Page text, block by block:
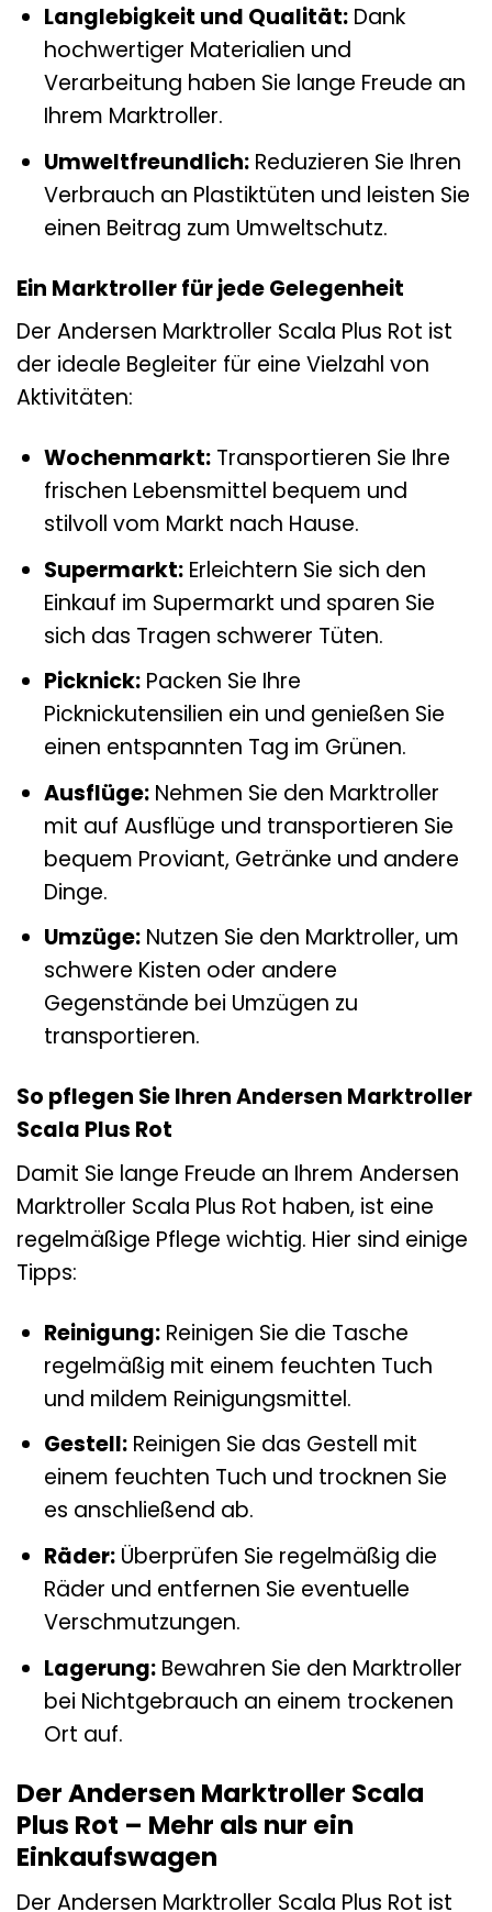
Langlebigkeit und Qualität:Dank
hochwertiger Materialien und
Verarbeitung haben Sie lange Freude an
Ihrem Marktroller.
Umweltfreundlich:Reduzieren Sie Ihren
Verbrauch an Plastiktüten und leisten Sie
einen Beitrag zum Umweltschutz.
Ein Marktroller für jede Gelegenheit
Der Andersen Marktroller Scala Plus Rot ist
der ideale Begleiter für eine Vielzahl von
Aktivitäten:
Wochenmarkt:Transportieren Sie Ihre
frischen Lebensmittel bequem und
stilvoll vom Markt nach Hause.
Supermarkt:Erleichtern Sie sich den
Einkauf im Supermarkt und sparen Sie
sich das Tragen schwerer Tüten.
Picknick:Packen Sie Ihre
Picknickutensilien ein und genießen Sie
einen entspannten Tag im Grünen.
Ausflüge:Nehmen Sie den Marktroller
mit auf Ausflüge und transportieren Sie
bequem Proviant, Getränke und andere
Dinge.
Umzüge:Nutzen Sie den Marktroller, um
schwere Kisten oder andere
Gegenstände bei Umzügen zu
transportieren.
So pflegen Sie Ihren Andersen Marktroller
Scala Plus Rot
Damit Sie lange Freude an Ihrem Andersen
Marktroller Scala Plus Rot haben, ist eine
regelmäßige Pflege wichtig. Hier sind einige
Tipps:
Reinigung:Reinigen Sie die Tasche
regelmäßig mit einem feuchten Tuch
und mildem Reinigungsmittel.
Gestell:Reinigen Sie das Gestell mit
einem feuchten Tuch und trocknen Sie
es anschließend ab.
Räder:Überprüfen Sie regelmäßig die
Räder und entfernen Sie eventuelle
Verschmutzungen.
Lagerung:Bewahren Sie den Marktroller
bei Nichtgebrauch an einem trockenen
Ort auf.
Der Andersen Marktroller Scala
Plus Rot – Mehr als nur ein
Einkaufswagen
Der Andersen Marktroller Scala Plus Rot ist